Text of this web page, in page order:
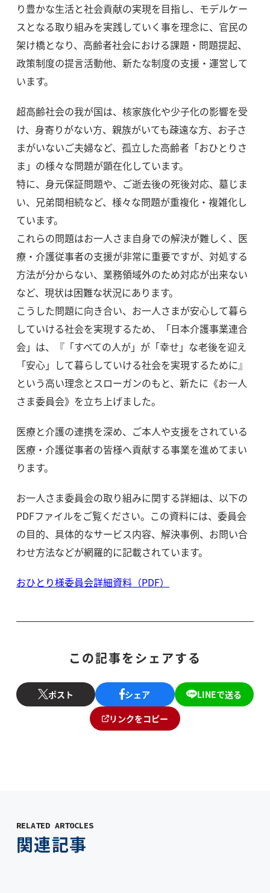
り豊かな⽣活と社会貢献の実現を⽬指し、モデルケー
スとなる取り組みを実践していく事を理念に、官⺠の
架け橋となり、⾼齢者社会における課題・問題提起、
政策制度の提⾔活動他、新たな制度の⽀援・運営して
います。
超⾼齢社会の我が国は、核家族化や少⼦化の影響を受
け、⾝寄りがない⽅、親族がいても疎遠な⽅、お⼦さ
まがいないご夫婦など、孤⽴した⾼齢者「おひとりさ
ま」の様々な問題が顕在化しています。
特に、⾝元保証問題や、ご逝去後の死後対応、墓じま
い、兄弟間相続など、様々な問題が重複化・複雑化し
ています。
これらの問題はお⼀⼈さま⾃⾝での解決が難しく、医
療・介護従事者の⽀援が⾮常に重要ですが、対処する
⽅法が分からない、業務領域外のため対応が出来ない
など、現状は困難な状況にあります。
こうした問題に向き合い、お⼀⼈さまが安⼼して暮ら
していける社会を実現するため、「⽇本介護事業連合
会」は、『「すべての⼈が」が「幸せ」な⽼後を迎え
「安⼼」して暮らしていける社会を実現するために』
という⾼い理念とスローガンのもと、新たに《お一人
さま委員会》を⽴ち上げました。
医療と介護の連携を深め、ご本⼈や⽀援をされている
医療・介護従事者の皆様へ貢献する事業を進めてまい
ります。
お一人さま委員会の取り組みに関する詳細は、以下の
PDFファイルをご覧ください。この資料には、委員会
の目的、具体的なサービス内容、解決事例、お問い合
わせ方法などが網羅的に記載されています。
おひとり様委員会詳細資料（PDF）
この記事をシェアする
ポスト シェア
LINEで送る
リンクをコピー
RELATED ARTOCLES
関連記事